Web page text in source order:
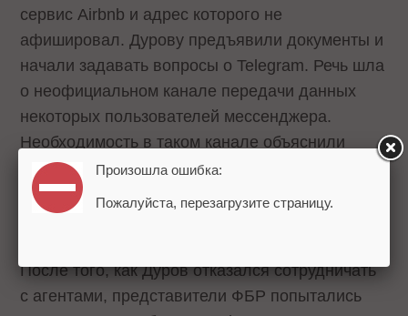
сервис Airbnb и адрес которого не
афишировал. Дурову предъявили документы и
начали задавать вопросы о Telegram. Речь шла
о неофициальном канале передачи данных
некоторых пользователей мессенджера.
Необходимость в таком канале объяснили
«террористической угрозой». В ответ Дуров
заявил, что передаст документ юристам, и
только после этого вернется к разговору с ФБР.
После того, как Дуров отказался сотрудничать
с агентами, представители ФБР попытались
Произошла ошибка:
Пожалуйста, перезагрузите страницу.